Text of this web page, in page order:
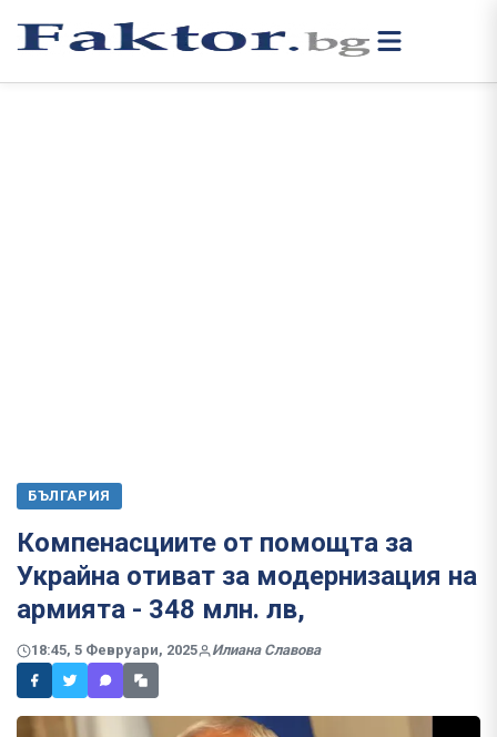
БЪЛГАРИЯ
Компенасциите от помощта за
Украйна отиват за модернизация на
армията - 348 млн. лв,
18:45, 5 Февруари, 2025 Илиана Славова